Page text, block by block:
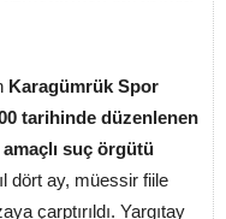
Karagümrük Spor
tarihinde düzenlenen
amaçlı suç örgütü
dört ay, müessir fiile
çarptırıldı. Yargıtay